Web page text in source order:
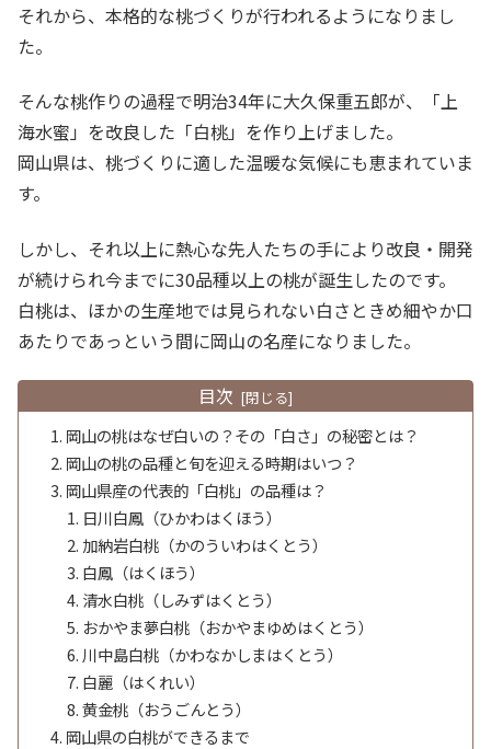
それから、本格的な桃づくりが行われるようになりまし
た。
そんな桃作りの過程で明治34年に大久保重五郎が、「上
海水蜜」を改良した「白桃」を作り上げました。
岡山県は、桃づくりに適した温暖な気候にも恵まれていま
す。
しかし、それ以上に熱心な先人たちの手により改良・開発
が続けられ今までに30品種以上の桃が誕生したのです。
白桃は、ほかの生産地では見られない白さときめ細やか口
あたりであっという間に岡山の名産になりました。
目次
岡山の桃はなぜ白いの？その「白さ」の秘密とは？
岡山の桃の品種と旬を迎える時期はいつ？
岡山県産の代表的「白桃」の品種は？
日川白鳳（ひかわはくほう）
加納岩白桃（かのういわはくとう）
白鳳（はくほう）
清水白桃（しみずはくとう）
おかやま夢白桃（おかやまゆめはくとう）
川中島白桃（かわなかしまはくとう）
白麗（はくれい）
黄金桃（おうごんとう）
岡山県の白桃ができるまで